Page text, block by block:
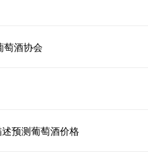
萄酒协会
预测葡萄酒价格